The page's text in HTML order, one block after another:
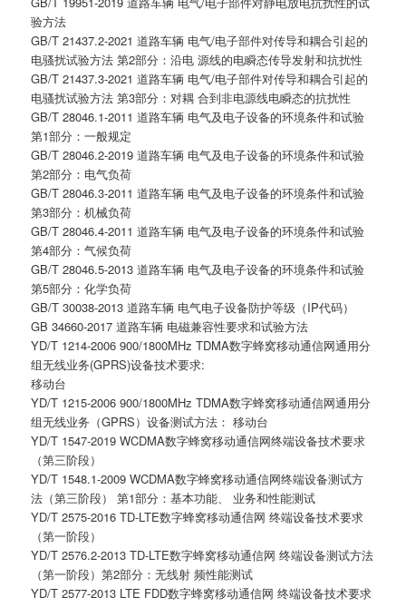
验方法
GB/T 21437.2-2021 道路车辆 电气/电子部件对传导和耦合引起的
电骚扰试验方法 第2部分：沿电 源线的电瞬态传导发射和抗扰性
GB/T 21437.3-2021 道路车辆 电气/电子部件对传导和耦合引起的
电骚扰试验方法 第3部分：对耦 合到非电源线电瞬态的抗扰性
GB/T 28046.1-2011 道路车辆 电气及电子设备的环境条件和试验
第1部分：一般规定
GB/T 28046.2-2019 道路车辆 电气及电子设备的环境条件和试验
第2部分：电气负荷
GB/T 28046.3-2011 道路车辆 电气及电子设备的环境条件和试验
第3部分：机械负荷
GB/T 28046.4-2011 道路车辆 电气及电子设备的环境条件和试验
第4部分：气候负荷
GB/T 28046.5-2013 道路车辆 电气及电子设备的环境条件和试验
第5部分：化学负荷
GB/T 30038-2013 道路车辆 电气电子设备防护等级（IP代码）
GB 34660-2017 道路车辆 电磁兼容性要求和试验方法
YD/T 1214-2006 900/1800MHz TDMA数字蜂窝移动通信网通用分
组无线业务(GPRS)设备技术要求:
移动台
YD/T 1215-2006 900/1800MHz TDMA数字蜂窝移动通信网通用分
组无线业务（GPRS）设备测试方法： 移动台
YD/T 1547-2019 WCDMA数字蜂窝移动通信网终端设备技术要求
（第三阶段）
YD/T 1548.1-2009 WCDMA数字蜂窝移动通信网终端设备测试方
法（第三阶段） 第1部分：基本功能、 业务和性能测试
YD/T 2575-2016 TD-LTE数字蜂窝移动通信网 终端设备技术要求
（第一阶段）
YD/T 2576.2-2013 TD-LTE数字蜂窝移动通信网 终端设备测试方法
（第一阶段）第2部分：无线射 频性能测试
YD/T 2577-2013 LTE FDD数字蜂窝移动通信网 终端设备技术要求